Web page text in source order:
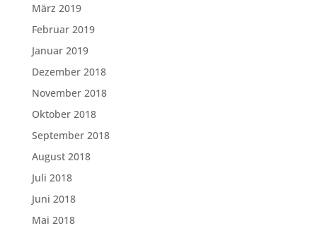
März 2019
Februar 2019
Januar 2019
Dezember 2018
November 2018
Oktober 2018
September 2018
August 2018
Juli 2018
Juni 2018
Mai 2018